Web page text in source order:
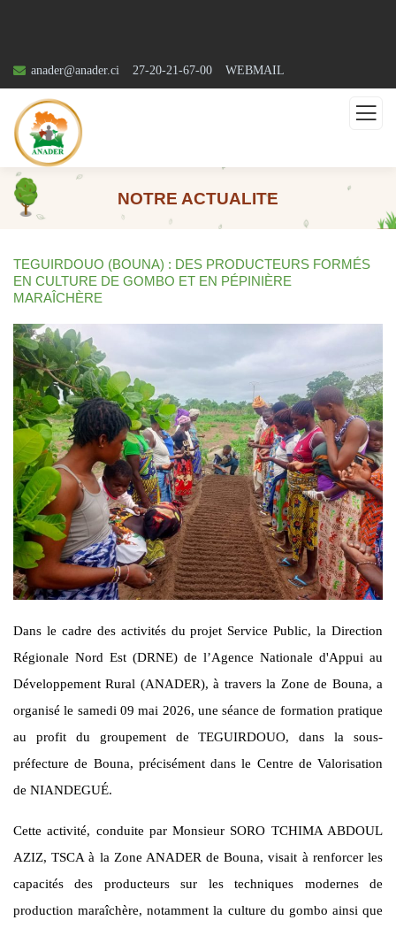
anader@anader.ci 27-20-21-67-00 WEBMAIL
NOTRE ACTUALITE
TEGUIRDOUO (BOUNA) : DES PRODUCTEURS FORMÉS
EN CULTURE DE GOMBO ET EN PÉPINIÈRE
MARAÎCHÈRE
Dans le cadre des activités du projet Service Public, la Direction
Régionale Nord Est (DRNE) de l’Agence Nationale d'Appui au
Développement Rural (ANADER), à travers la Zone de Bouna, a
organisé le samedi 09 mai 2026, une séance de formation pratique
au profit du groupement de TEGUIRDOUO, dans la sous-
préfecture de Bouna, précisément dans le Centre de Valorisation
de NIANDEGUÉ.
Cette activité, conduite par Monsieur SORO TCHIMA ABDOUL
AZIZ, TSCA à la Zone ANADER de Bouna, visait à renforcer les
capacités des producteurs sur les techniques modernes de
production maraîchère, notamment la culture du gombo ainsi que